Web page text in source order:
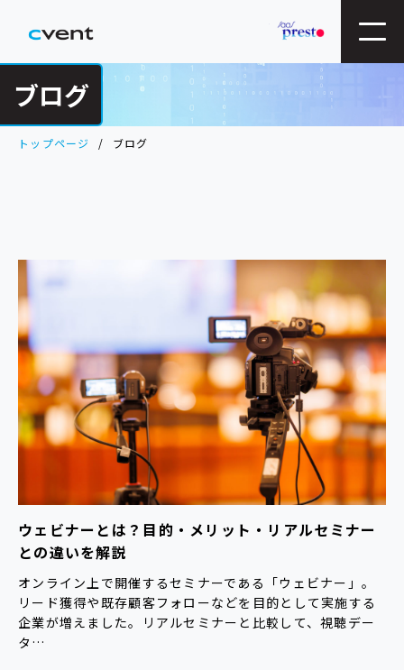
ブログ
トップページ ブログ
ウェビナーとは？目的・メリット・リアルセミナー
との違いを解説
オンライン上で開催するセミナーである「ウェビナー」。
リード獲得や既存顧客フォローなどを目的として実施する
企業が増えました。リアルセミナーと比較して、視聴デー
タ…